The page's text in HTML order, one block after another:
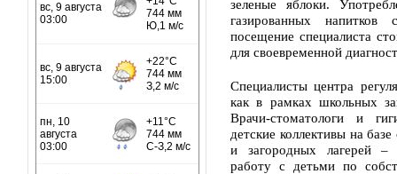
зеленые яблоки.
газированных
посещение специалиста
для своевременной
Специалисты центра
как в рамках школьных
Врачи-стоматологи и
детские коллективы на
и загородных лагерей –
работу с детьми по